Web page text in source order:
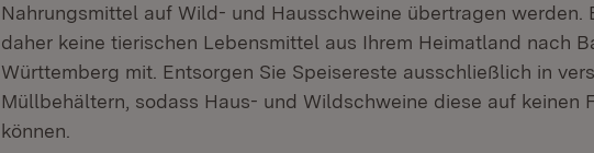
Nahrungsmittel auf Wild- und Hausschweine übertragen werden.
daher keine tierischen Lebensmittel aus Ihrem Heimatland nach
Württemberg mit. Entsorgen Sie Speisereste ausschließlich in
Müllbehältern, sodass Haus- und Wildschweine diese auf keinen
können.